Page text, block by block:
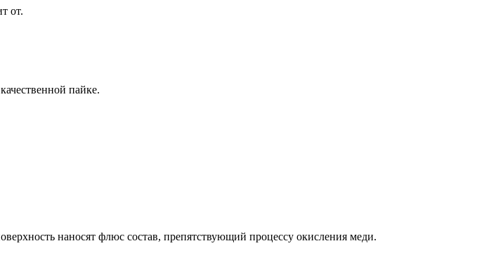
от.
пайке.
наносят флюс состав, препятствующий процессу окисления меди.